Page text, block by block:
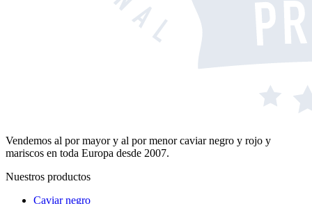
Vendemos al por mayor y al por menor caviar negro y rojo y
mariscos en toda Europa desde 2007.
Nuestros productos
Caviar negro